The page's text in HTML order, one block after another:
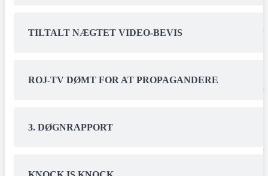
TILTALT NÆGTET VIDEO-BEVIS
ROJ-TV DØMT FOR AT PROPAGANDERE
3. DØGNRAPPORT